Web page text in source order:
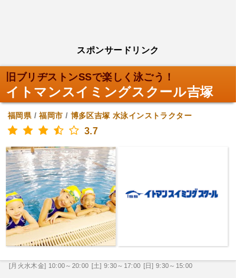
スポンサードリンク
旧ブリヂストンSSで楽しく泳ごう！
イトマンスイミングスクール吉塚
福岡県/福岡市 / 博多区吉塚 水泳インストラクター
3.7
[月火水木金] 10:00～20:00 [土] 9:30～17:00 [日] 9:30～15:00